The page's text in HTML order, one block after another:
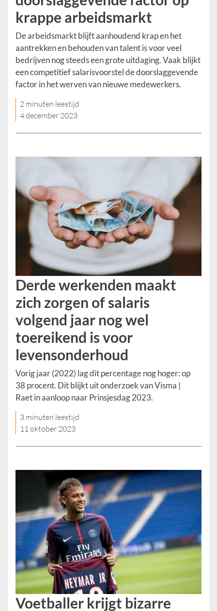
krappe arbeidsmarkt
De arbeidsmarkt blijft aanhoudend krap en het
aantrekken en behouden van talent is voor veel
bedrijven nog steeds een grote uitdaging. Vaak blijkt
een competitief salarisvoorstel de doorslaggevende
factor in het werven van nieuwe medewerkers.
2 minuten leestijd
4 december 2023
Derde werkenden maakt
zich zorgen of salaris
volgend jaar nog wel
toereikend is voor
levensonderhoud
Vorig jaar (2022) lag dit percentage nog hoger: op
38 procent. Dit blijkt uit onderzoek van Visma |
Raet in aanloop naar Prinsjesdag 2023.
3 minuten leestijd
11 oktober 2023
Voetballer krijgt bizarre